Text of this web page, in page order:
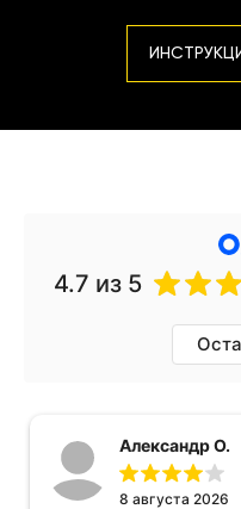
4.7 из 5
Александр О.
8 августа 2026